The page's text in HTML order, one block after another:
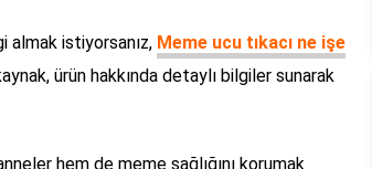
almak istiyorsanız, Meme ucu tıkacı ne işe
ürün hakkında detaylı bilgiler sunarak
hem de meme sağlığını korumak